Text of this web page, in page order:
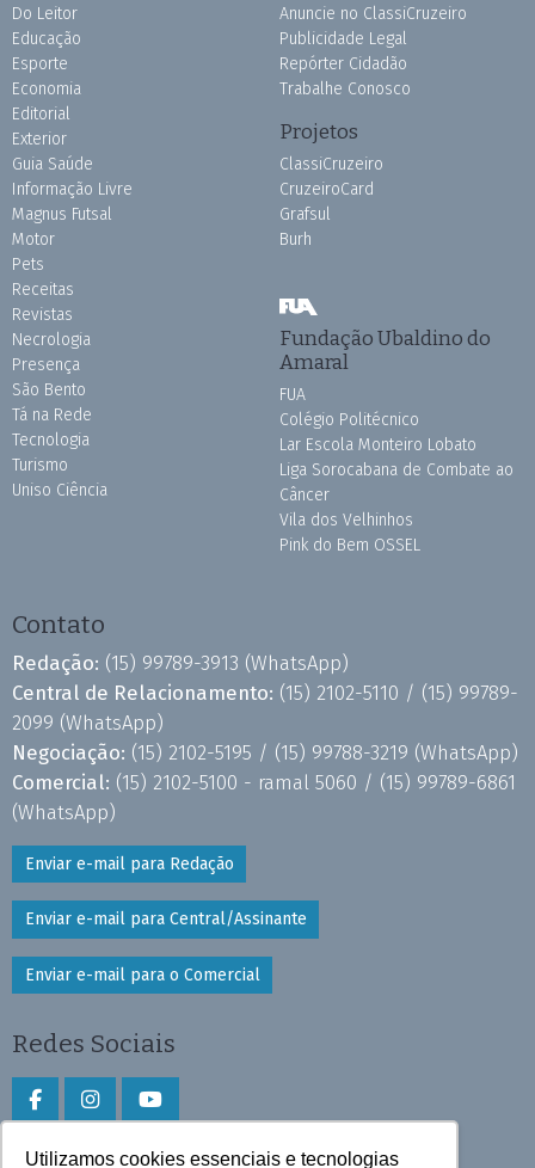
Utilizamos cookies essenciais e tecnologias
Do Leitor
Educação
Esporte
Economia
Editorial
Exterior
Guia Saúde
Informação Livre
Magnus Futsal
Motor
Pets
Receitas
Revistas
Necrologia
Presença
São Bento
Tá na Rede
Tecnologia
Turismo
Uniso Ciência
Anuncie no ClassiCruzeiro
Publicidade Legal
Repórter Cidadão
Trabalhe Conosco
Projetos
ClassiCruzeiro
CruzeiroCard
Grafsul
Burh
Fundação Ubaldino do
Amaral
FUA
Colégio Politécnico
Lar Escola Monteiro Lobato
Liga Sorocabana de Combate ao
Câncer
Vila dos Velhinhos
Pink do Bem OSSEL
Contato
Redação: (15) 99789-3913 (WhatsApp)
Central de Relacionamento: (15) 2102-5110 / (15) 99789-
2099 (WhatsApp)
Negociação: (15) 2102-5195 / (15) 99788-3219 (WhatsApp)
Comercial: (15) 2102-5100 - ramal 5060 / (15) 99789-6861
(WhatsApp)
Enviar e-mail para Redação
Enviar e-mail para Central/Assinante
Enviar e-mail para o Comercial
Redes Sociais